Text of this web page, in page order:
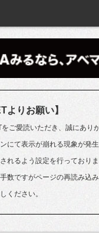
よりお願い】
ご愛読いただき、誠にあり
にて表示が崩れる現象が発
れるよう設定を行っており
数ですがページの再読み込
ください。